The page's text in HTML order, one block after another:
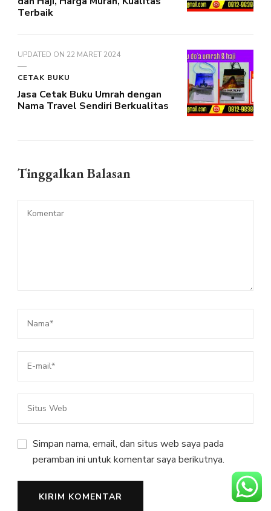
Terbaik
UPDATED ON 22 MARET 2024
CETAK BUKU
Jasa Cetak Buku Umrah dengan
Nama Travel Sendiri Berkualitas
Tinggalkan Balasan
Simpan nama, email, dan situs web saya pada
peramban ini untuk komentar saya berikutnya.